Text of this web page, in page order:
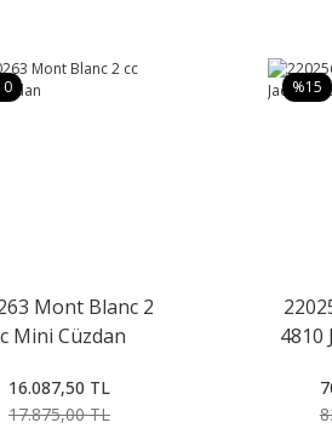
Mont Blanc 2
Mini Cüzdan
16.087,50 TL
17.875,00 TL
%15
4810